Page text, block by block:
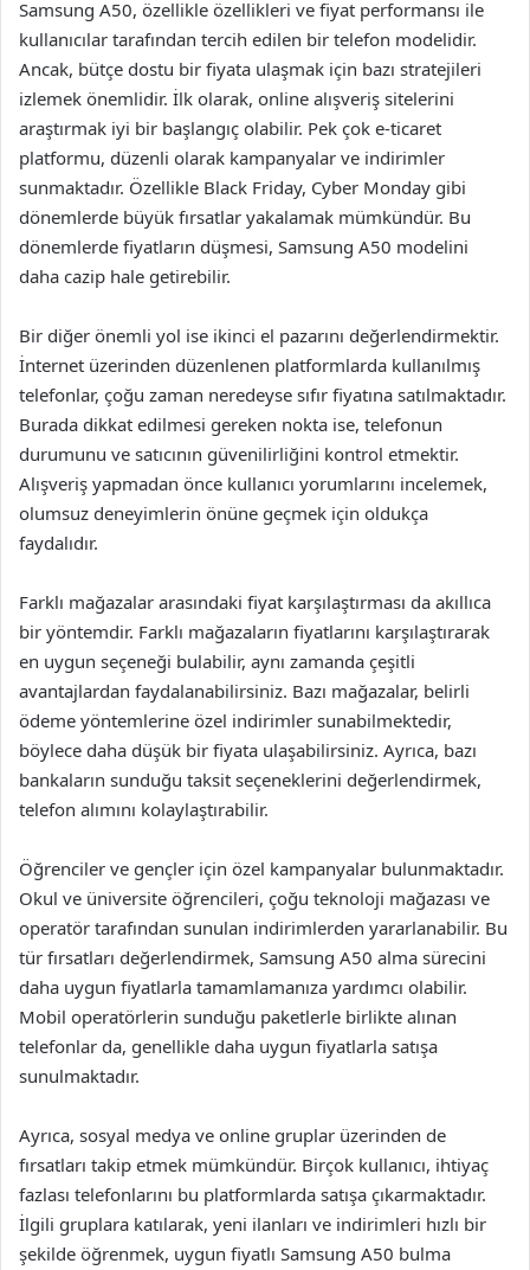
Samsung A50, özellikle özellikleri ve fiyat performansı ile
kullanıcılar tarafından tercih edilen bir telefon modelidir.
Ancak, bütçe dostu bir fiyata ulaşmak için bazı stratejileri
izlemek önemlidir. İlk olarak, online alışveriş sitelerini
araştırmak iyi bir başlangıç olabilir. Pek çok e-ticaret
platformu, düzenli olarak kampanyalar ve indirimler
sunmaktadır. Özellikle Black Friday, Cyber Monday gibi
dönemlerde büyük fırsatlar yakalamak mümkündür. Bu
dönemlerde fiyatların düşmesi, Samsung A50 modelini
daha cazip hale getirebilir.
Bir diğer önemli yol ise ikinci el pazarını değerlendirmektir.
İnternet üzerinden düzenlenen platformlarda kullanılmış
telefonlar, çoğu zaman neredeyse sıfır fiyatına satılmaktadır.
Burada dikkat edilmesi gereken nokta ise, telefonun
durumunu ve satıcının güvenilirliğini kontrol etmektir.
Alışveriş yapmadan önce kullanıcı yorumlarını incelemek,
olumsuz deneyimlerin önüne geçmek için oldukça
faydalıdır.
Farklı mağazalar arasındaki fiyat karşılaştırması da akıllıca
bir yöntemdir. Farklı mağazaların fiyatlarını karşılaştırarak
en uygun seçeneği bulabilir, aynı zamanda çeşitli
avantajlardan faydalanabilirsiniz. Bazı mağazalar, belirli
ödeme yöntemlerine özel indirimler sunabilmektedir,
böylece daha düşük bir fiyata ulaşabilirsiniz. Ayrıca, bazı
bankaların sunduğu taksit seçeneklerini değerlendirmek,
telefon alımını kolaylaştırabilir.
Öğrenciler ve gençler için özel kampanyalar bulunmaktadır.
Okul ve üniversite öğrencileri, çoğu teknoloji mağazası ve
operatör tarafından sunulan indirimlerden yararlanabilir. Bu
tür fırsatları değerlendirmek, Samsung A50 alma sürecini
daha uygun fiyatlarla tamamlamanıza yardımcı olabilir.
Mobil operatörlerin sunduğu paketlerle birlikte alınan
telefonlar da, genellikle daha uygun fiyatlarla satışa
sunulmaktadır.
Ayrıca, sosyal medya ve online gruplar üzerinden de
fırsatları takip etmek mümkündür. Birçok kullanıcı, ihtiyaç
fazlası telefonlarını bu platformlarda satışa çıkarmaktadır.
İlgili gruplara katılarak, yeni ilanları ve indirimleri hızlı bir
şekilde öğrenmek, uygun fiyatlı Samsung A50 bulma